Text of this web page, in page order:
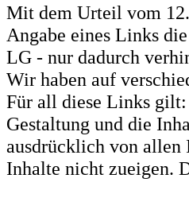
Mit dem Urteil vom
Angabe eines Links
LG - nur dadurch
Wir haben auf
Für all diese Links
Gestaltung und die
ausdrücklich von allen
Inhalte nicht zueigen.